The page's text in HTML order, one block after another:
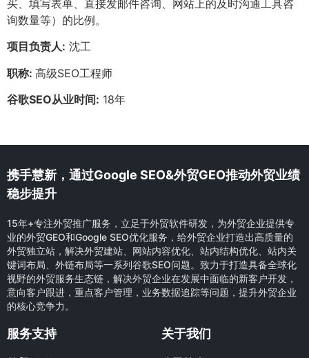
买、填写表单、直接发邮件咨询、网站上的及时沟通工具咨
询数量等）的比例。
项目负责人: 沈工
职称: 高级SEO工程师
谷歌SEO从业时间: 18年
携手慧新，通过Google SEO&外贸GEO推动外贸业绩
稳步提升
15年+专注外贸推广服务，立足于外贸软件研发，为外贸企业提供专
业的外贸GEO和Google SEO优化服务，给外贸企业打造出高质量的
外贸独立站，解决外贸建站、网站内容优化、站内结构优化、站内关
键词布局、外链布局等一系列谷歌SEO问题。致力于打造具备全球化
视野的外贸服务生态链，解决外贸企业在发展中面临的新客户开发，
意向客户跟进，重点客户管理，业务数据追踪等问题，提升外贸企业
的核心竞争力。
服务支持 关于我们